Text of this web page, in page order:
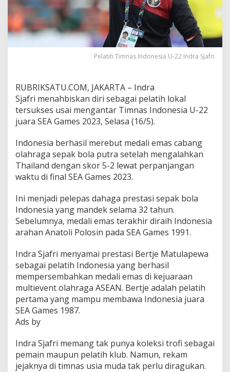
k
a
T
e
r
s
s
e
s
u
s
i
T
i
n
s
I
n
d
o
e
s
K
a
a
n
T
Pelatih Timnas Indonesia U-22 Indra Sjafri
RUBRIKSATU.COM, JAKARTA – Indra
Sjafri menahbiskan diri sebagai pelatih lokal
tersukses usai mengantar Timnas Indonesia U-22
juara SEA Games 2023, Selasa (16/5).
Indonesia berhasil merebut medali emas cabang
olahraga sepak bola putra setelah mengalahkan
Thailand dengan skor 5-2 lewat perpanjangan
waktu di final SEA Games 2023.
Ini menjadi pelepas dahaga prestasi sepak bola
Indonesia yang mandek selama 32 tahun.
Sebelumnya, medali emas terakhir diraih Indonesia
arahan Anatoli Polosin pada SEA Games 1991.
Indra Sjafri menyamai prestasi Bertje Matulapewa
sebagai pelatih Indonesia yang berhasil
mempersembahkan medali emas di kejuaraan
multievent olahraga ASEAN. Bertje adalah pelatih
pertama yang mampu membawa Indonesia juara
SEA Games 1987.
Ads by
Indra Sjafri memang tak punya koleksi trofi sebagai
pemain maupun pelatih klub. Namun, rekam
jejaknya di timnas usia muda tak perlu diragukan.